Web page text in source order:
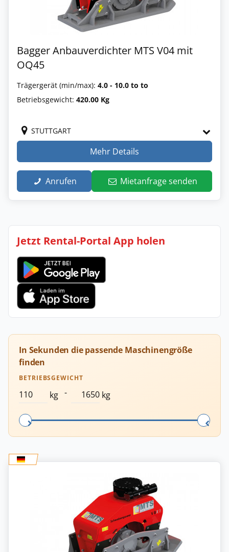
Bagger Anbauverdichter MTS V04 mit
OQ45
Trägergerät (min/max): 4.0 - 10.0 to to
Betriebsgewicht: 420.00 Kg
STUTTGART
Mehr Details
Anrufen Mietanfrage senden
Jetzt Rental-Portal App holen
In Sekunden die passende Maschinengröße
finden
BETRIEBSGEWICHT
kg - kg